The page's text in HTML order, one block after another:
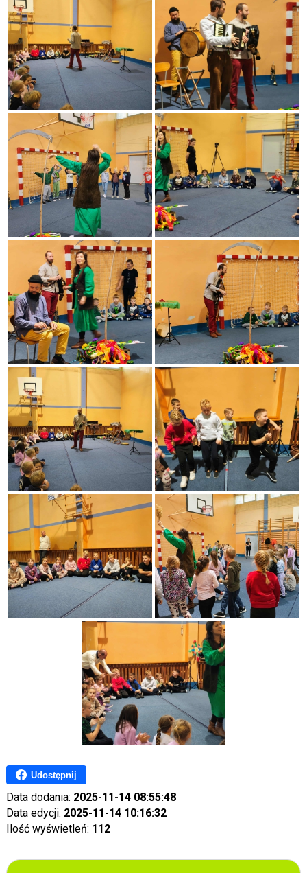
Udostępnij
Data dodania: 2025-11-14 08:55:48
Data edycji: 2025-11-14 10:16:32
Ilość wyświetleń: 112